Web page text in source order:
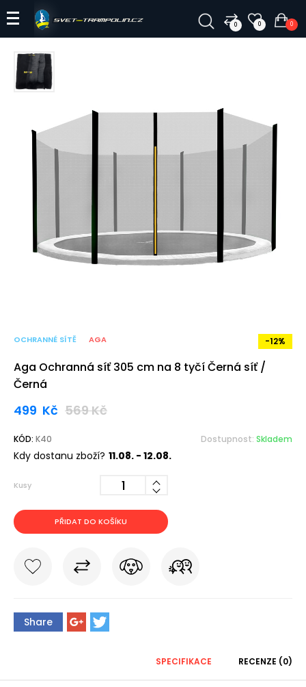
0 0 0
OCHRANNÉ SÍTĚ AGA -12%
Aga Ochranná síť 305 cm na 8 tyčí Černá síť /
Černá
499 Kč 569Kč
KÓD: K40 Dostupnost: Skladem
Kdy dostanu zboží? 11.08. - 12.08.
Kusy
PŘIDAT DO KOŠÍKU
Share
SPECIFIKACE RECENZE (0)